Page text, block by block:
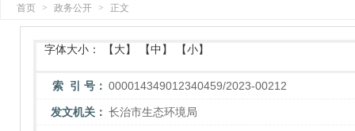
首页 > 政务公开 > 正文
字体大小： 【大】 【中】 【小】
索 引 号： 000014349012340459/2023-00212
发文机关： 长治市生态环境局